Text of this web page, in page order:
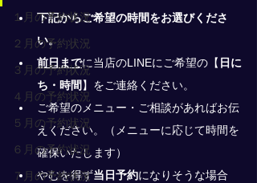
１月の予約状況
２月の予約状況
３月の予約状況
４月の予約状況
５月の予約状況
６月の予約状況
７月の予約状況
下記からご希望の時間をお選びくださ
い。
前日までに当店のLINEにご希望の 【 日に
ち・時間 】 をご連絡ください。
ご希望のメニュー・ご相談があればお伝
えください。（メニューに応じて時間を
確保いたします）
やむを得ず当日予約になりそうな場合